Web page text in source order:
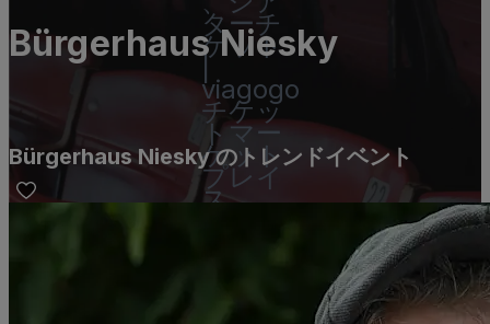
ターチ
ケット
|
viagogo
チケッ
トマー
ケット
プレイ
ス
Bürgerhaus Niesky
Bürgerhaus Niesky のトレンドイベント